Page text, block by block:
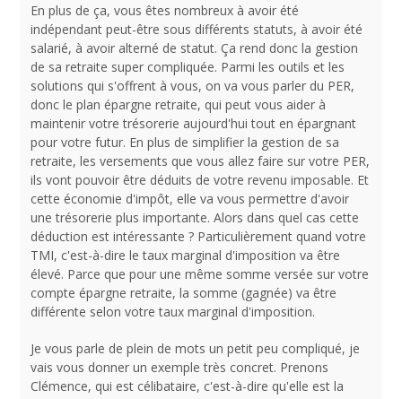
En plus de ça, vous êtes nombreux à avoir été
indépendant peut-être sous différents statuts, à avoir été
salarié, à avoir alterné de statut. Ça rend donc la gestion
de sa retraite super compliquée. Parmi les outils et les
solutions qui s'offrent à vous, on va vous parler du PER,
donc le plan épargne retraite, qui peut vous aider à
maintenir votre trésorerie aujourd'hui tout en épargnant
pour votre futur. En plus de simplifier la gestion de sa
retraite, les versements que vous allez faire sur votre PER,
ils vont pouvoir être déduits de votre revenu imposable. Et
cette économie d'impôt, elle va vous permettre d'avoir
une trésorerie plus importante. Alors dans quel cas cette
déduction est intéressante ? Particulièrement quand votre
TMI, c'est-à-dire le taux marginal d'imposition va être
élevé. Parce que pour une même somme versée sur votre
compte épargne retraite, la somme (gagnée) va être
différente selon votre taux marginal d'imposition.
Je vous parle de plein de mots un petit peu compliqué, je
vais vous donner un exemple très concret. Prenons
Clémence, qui est célibataire, c'est-à-dire qu'elle est la